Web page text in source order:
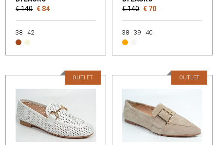
€ 140 € 84
38 42
€ 140 € 70
38 39 40
OUTLET OUTLET